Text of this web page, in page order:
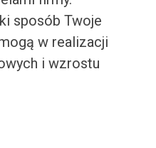
sposób Twoje
w realizacji
i wzrostu